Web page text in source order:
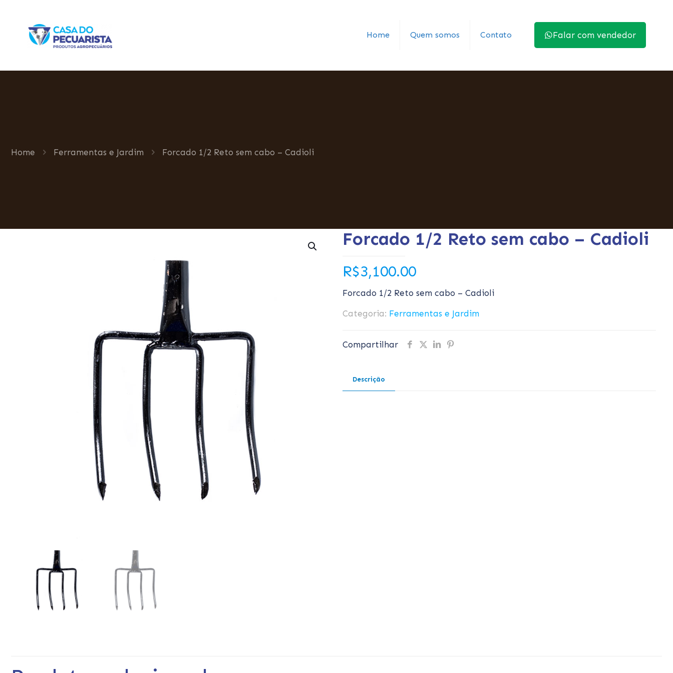
Home Quem somos Contato Falar com vendedor
Home Ferramentas e Jardim Forcado 1/2 Reto sem cabo – Cadioli
Forcado 1/2 Reto sem cabo – Cadioli
R$3,100.00
Forcado 1/2 Reto sem cabo – Cadioli
Categoria: Ferramentas e Jardim
Compartilhar
Descrição